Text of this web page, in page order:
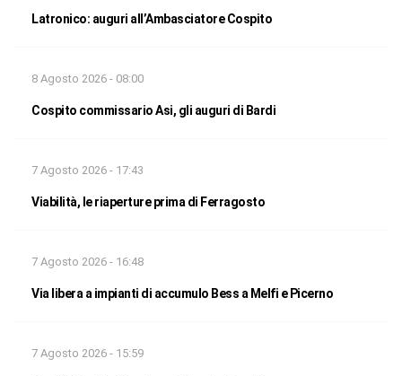
Latronico: auguri all’Ambasciatore Cospito
8 Agosto 2026 - 08:00
Cospito commissario Asi, gli auguri di Bardi
7 Agosto 2026 - 17:43
Viabilità, le riaperture prima di Ferragosto
7 Agosto 2026 - 16:48
Via libera a impianti di accumulo Bess a Melfi e Picerno
7 Agosto 2026 - 15:59